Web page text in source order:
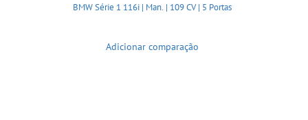
BMW Série 1 116i | Man. | 109 CV | 5 Portas
Adicionar comparação